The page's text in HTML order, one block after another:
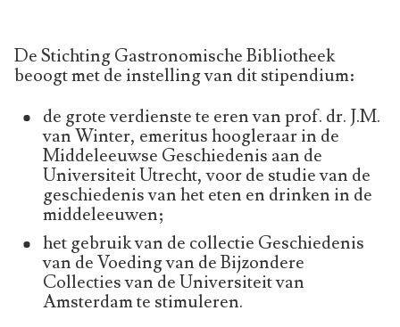
De Stichting Gastronomische Bibliotheek
beoogt met de instelling van dit stipendium:
de grote verdienste te eren van prof. dr. J.M.
van Winter, emeritus hoogleraar in de
Middeleeuwse Geschiedenis aan de
Universiteit Utrecht, voor de studie van de
geschiedenis van het eten en drinken in de
middeleeuwen;
het gebruik van de collectie Geschiedenis
van de Voeding van de Bijzondere
Collecties van de Universiteit van
Amsterdam te stimuleren.